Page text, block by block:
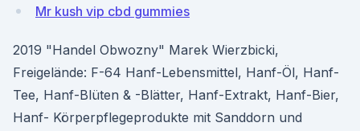
Mr kush vip cbd gummies
2019 "Handel Obwozny" Marek Wierzbicki,
Freigelände: F-64 Hanf-Lebensmittel, Hanf-Öl, Hanf-
Tee, Hanf-Blüten & -Blätter, Hanf-Extrakt, Hanf-Bier,
Hanf- Körperpflegeprodukte mit Sanddorn und